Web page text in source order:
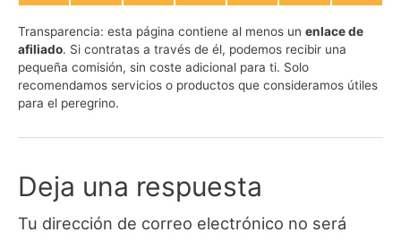
en
WhatsApp
en
Facebook
en
X
(Twitter)
en
Email
en
Telegram
en
LinkedIn
en
Transparencia: esta página contiene al menos un enlace de
afiliado. Si contratas a través de él, podemos recibir una
pequeña comisión, sin coste adicional para ti. Solo
recomendamos servicios o productos que consideramos útiles
para el peregrino.
Deja una respuesta
Tu dirección de correo electrónico no será